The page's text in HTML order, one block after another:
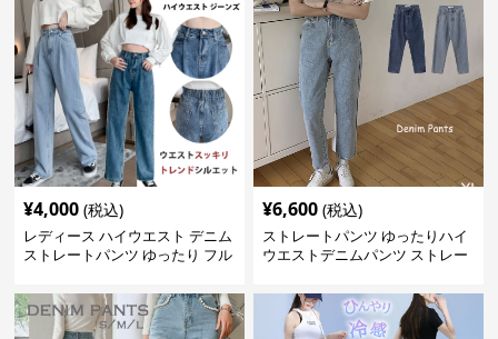
¥4,000 (税込)
レディース ハイウエスト デニム
ストレートパンツ ゆったり フル
¥6,600 (税込)
ストレートパンツ ゆったりハイ
ウエストデニムパンツ ストレー